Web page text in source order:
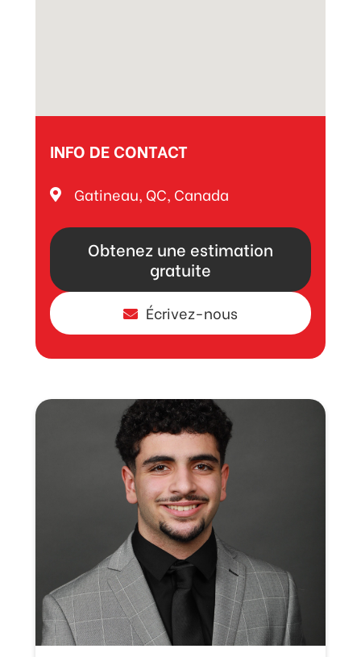
INFO DE CONTACT
Gatineau, QC, Canada
Obtenez une estimation
gratuite
Écrivez-nous